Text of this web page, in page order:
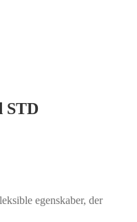
STD
egenskaber, der